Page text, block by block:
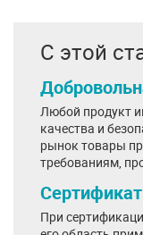
С этой
Любой продукт
качества и
рынок товары
требованиям,
При